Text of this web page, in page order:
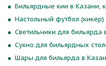
Бильярдные кии в Казани,
Настольный футбол
Светильники для бильярда
Сукно для бильярдных
Шары для бильярда в